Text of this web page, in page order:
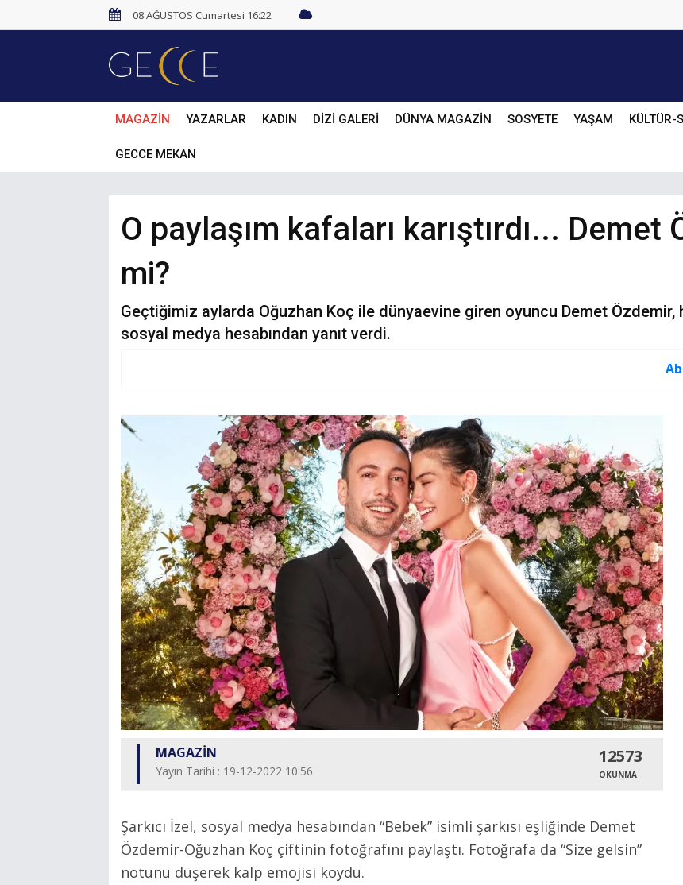
08 AĞUSTOS Cumartesi 16:22
MAGAZİN YAZARLAR KADIN DİZİ GALERİ DÜNYA MAGAZİN SOSYETE YAŞAM KÜLTÜR-
GECCE MEKAN
O paylaşım kafaları karıştırdı...
mi?
Geçtiğimiz aylarda Oğuzhan Koç ile dünyaevine giren oyuncu Demet Özdemir,
sosyal medya hesabından yanıt verdi.
MAGAZİN
Yayın Tarihi : 19-12-2022 10:56
12573
OKUNMA
Şarkıcı İzel, sosyal medya hesabından “Bebek” isimli şarkısı eşliğinde Demet
Özdemir-Oğuzhan Koç çiftinin fotoğrafını paylaştı. Fotoğrafa da “Size gelsin”
notunu düşerek kalp emojisi koydu.